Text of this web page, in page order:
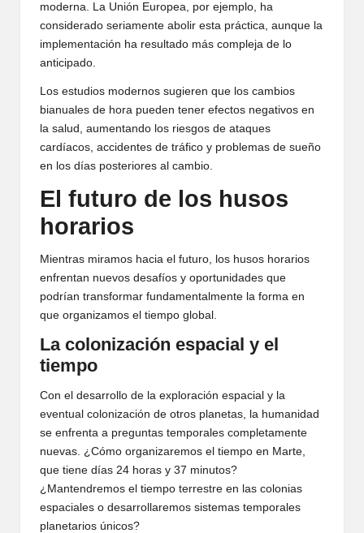
moderna. La Unión Europea, por ejemplo, ha
considerado seriamente abolir esta práctica, aunque la
implementación ha resultado más compleja de lo
anticipado.
Los estudios modernos sugieren que los cambios
bianuales de hora pueden tener efectos negativos en
la salud, aumentando los riesgos de ataques
cardíacos, accidentes de tráfico y problemas de sueño
en los días posteriores al cambio.
El futuro de los husos
horarios
Mientras miramos hacia el futuro, los husos horarios
enfrentan nuevos desafíos y oportunidades que
podrían transformar fundamentalmente la forma en
que organizamos el tiempo global.
La colonización espacial y el
tiempo
Con el desarrollo de la exploración espacial y la
eventual colonización de otros planetas, la humanidad
se enfrenta a preguntas temporales completamente
nuevas. ¿Cómo organizaremos el tiempo en Marte,
que tiene días 24 horas y 37 minutos?
¿Mantendremos el tiempo terrestre en las colonias
espaciales o desarrollaremos sistemas temporales
planetarios únicos?